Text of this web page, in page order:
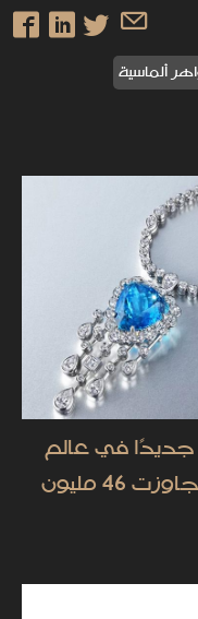
ألماسية
في عالم
الجواهر الفاخرة بمبيعات تجاوزت 46 مليون